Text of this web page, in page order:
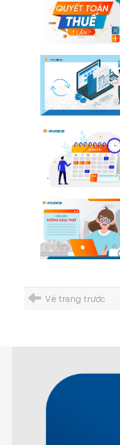
Về trang trước